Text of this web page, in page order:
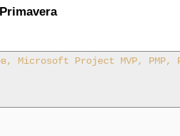
Microsoft Project MVP, PMP,